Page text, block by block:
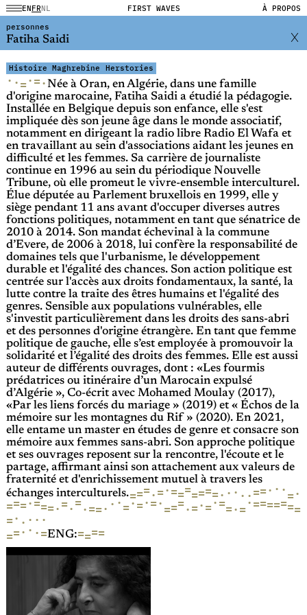
ENFRNL FIRST WAVES
À PROPOS
personnes
Fatiha Saidi
Histoire Maghrebine Herstories
· ·=·=·Née à Oran, en Algérie, dans une famille
d'origine marocaine, Fatiha Saidi a étudié la pédagogie.
Installée en Belgique depuis son enfance, elle s'est
impliquée dès son jeune âge dans le monde associatif,
notamment en dirigeant la radio libre Radio El Wafa et
en travaillant au sein d'associations aidant les jeunes en
difficulté et les femmes. Sa carrière de journaliste
continue en 1996 au sein du périodique Nouvelle
Tribune, où elle promeut le vivre-ensemble interculturel.
Élue députée au Parlement bruxellois en 1999, elle y
siège pendant 11 ans avant d'occuper diverses autres
fonctions politiques, notamment en tant que sénatrice de
2010 à 2014. Son mandat échevinal à la commune
d’Evere, de 2006 à 2018, lui confère la responsabilité de
domaines tels que l'urbanisme, le développement
durable et l'égalité des chances. Son action politique est
centrée sur l'accès aux droits fondamentaux, la santé, la
lutte contre la traite des êtres humains et l'égalité des
genres. Sensible aux populations vulnérables, elle
s'investit particulièrement dans les droits des sans-abri
et des personnes d'origine étrangère. En tant que femme
politique de gauche, elle s’est employée à promouvoir la
solidarité et l’égalité des droits des femmes. Elle est aussi
auteur de différents ouvrages, dont : «Les fourmis
prédatrices ou itinéraire d’un Marocain expulsé
d’Algérie », Co-écrit avec Mohamed Moulay (2017),
«Par les liens forcés du mariage » (2019) et « Échos de la
mémoire sur les montagnes du Rif » (2020). En 2021,
elle entame un master en études de genre et consacre son
mémoire aux femmes sans-abri. Son approche politique
et ses ouvrages reposent sur la rencontre, l'écoute et le
partage, affirmant ainsi son attachement aux valeurs de
fraternité et d'enrichissement mutuel à travers les
échanges interculturels.===·=·=======· · · · ·==· · ·=·
===·===·=·=·==· · ·=·=·=·===·=·=·==·=·=======
=· · · · ·
==· · ·=ENG:====